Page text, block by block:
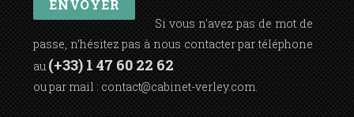
Si vous n'avez pas de mot de
passe, n’hésitez pas à nous contacter par téléphone
au (+33) 1 47 60 22 62
ou par mail : contact@cabinet-verley.com .